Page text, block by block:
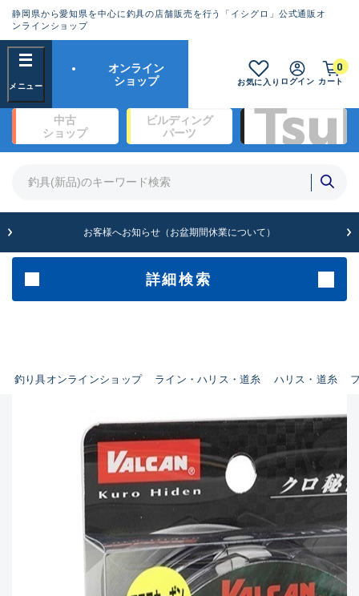
静岡県から愛知県を中心に釣具の店舗販売を行う「イシグロ」公式通販オ
ンラインショップ
オンライン
ショップ
お気に入り ログイン カート
0
中古
ショップ
ビルディング
パーツ
お客様へお知らせ（お盆期間休業について）
詳細検索
釣り具オンラインショップ ライン・ハリス・道糸 ハリス・道糸
フリーワード
商品カテゴリ
リール・カスタムパーツ(342)
ライン・ハリス・道糸(761)
針・仕掛(319)
新商品(35)
在庫有のみ(3393)
セール
(224)
この条件で検索する
ランクとは？
良
SA
新古品（メーカー問屋から仕
入れた未使用品）
※店頭展示時の置き傷が付いている
ものも含む
傷が極めて少ない極上品
B
使用感や傷はあるが全体的に
綺麗な良品
C
使用感や傷のある一般的な中
古品